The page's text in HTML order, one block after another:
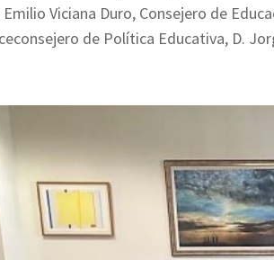
Emilio Viciana Duro, Consejero de
de Política Educativa, D.